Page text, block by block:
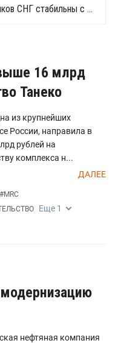
16 млрд
Танеко
из крупнейших
России, направила в
рублей на
комплекса н...
ДАЛЕЕ
#MRC
Еще 1
нефтяная компания
Цены европейского ПВХ для рынков СНГ стабильны с ноября